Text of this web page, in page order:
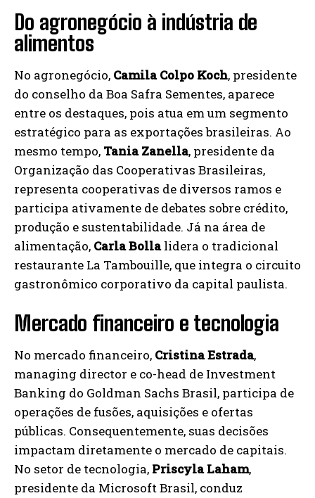
Do agronegócio à indústria de
alimentos
No agronegócio, Camila Colpo Koch, presidente
do conselho da Boa Safra Sementes, aparece
entre os destaques, pois atua em um segmento
estratégico para as exportações brasileiras. Ao
mesmo tempo, Tania Zanella, presidente da
Organização das Cooperativas Brasileiras,
representa cooperativas de diversos ramos e
participa ativamente de debates sobre crédito,
produção e sustentabilidade. Já na área de
alimentação, Carla Bollalidera o tradicional
restaurante La Tambouille, que integra o circuito
gastronômico corporativo da capital paulista.
Mercado financeiro e tecnologia
No mercado financeiro, Cristina Estrada,
managing director e co-head de Investment
Banking do Goldman Sachs Brasil, participa de
operações de fusões, aquisições e ofertas
públicas. Consequentemente, suas decisões
impactam diretamente o mercado de capitais.
No setor de tecnologia, Priscyla Laham,
presidente da Microsoft Brasil, conduz